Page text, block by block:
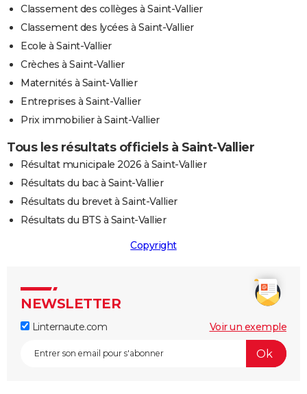
Classement des collèges à Saint-Vallier
Classement des lycées à Saint-Vallier
Ecole à Saint-Vallier
Crèches à Saint-Vallier
Maternités à Saint-Vallier
Entreprises à Saint-Vallier
Prix immobilier à Saint-Vallier
Tous les résultats officiels à Saint-Vallier
Résultat municipale 2026 à Saint-Vallier
Résultats du bac à Saint-Vallier
Résultats du brevet à Saint-Vallier
Résultats du BTS à Saint-Vallier
Copyright
NEWSLETTER
Linternaute.com Voir un exemple